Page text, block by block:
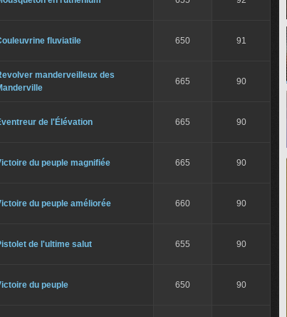
fluviatile 650 91
manderveilleux des
665 90
de l'Élévation 665 90
du peuple magnifiée 665 90
du peuple améliorée 660 90
de l'ultime salut 655 90
du peuple 650 90